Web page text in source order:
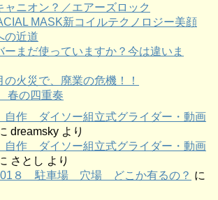
ャニオン？／エアーズロック
MASK新コイルテクノロジー美顔
の近道
ーまだ使っていますか？今は違いま
火災で、廃業の危機！！
春の四重奏
作 ダイソー組立式グライダー・動画
dreamsky より
作 ダイソー組立式グライダー・動画
さとし より
８ 駐車場 穴場 どこか有るの？ に